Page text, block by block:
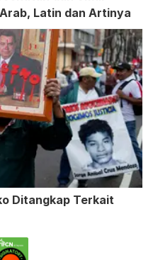
Latin dan Artinya
Ditangkap Terkait